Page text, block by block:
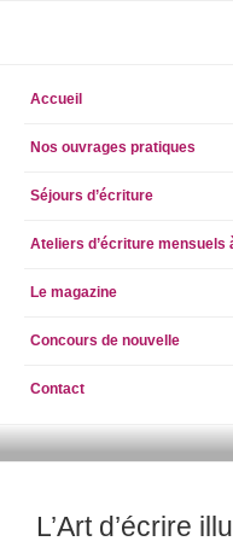
principal
Accueil
Nos ouvrages pratiques
Séjours d’écriture
Ateliers d’écriture mensuels
Le magazine
Concours de nouvelle
Contact
ECRIRE
L’Art d’écrire